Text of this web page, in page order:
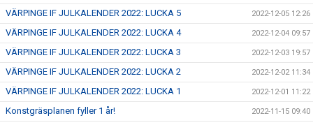
VÄRPINGE IF JULKALENDER 2022: LUCKA 5 2022-12-05 12:26
VÄRPINGE IF JULKALENDER 2022: LUCKA 4 2022-12-04 09:57
VÄRPINGE IF JULKALENDER 2022: LUCKA 3 2022-12-03 19:57
VÄRPINGE IF JULKALENDER 2022: LUCKA 2 2022-12-02 11:34
VÄRPINGE IF JULKALENDER 2022: LUCKA 1 2022-12-01 11:22
Konstgräsplanen fyller 1 år! 2022-11-15 09:40